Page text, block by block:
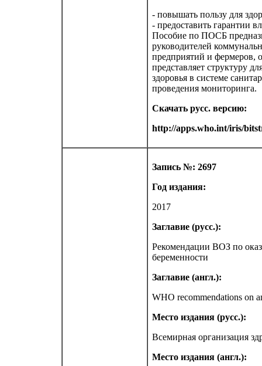
- повышать пользу для
- предоставить гарантии
Пособие по ПОСБ
руководителей
предприятий и
представляет структуру
здоровья в системе
проведения мониторинга.
Скачать русс. версию:
http://apps.who.int/iris/
Запись №: 2697
Год издания:
2017
Заглавие (русс.):
Рекомендации ВОЗ по
беременности
Заглавие (англ.):
WHO recommendations on
Место издания (русс.):
Всемирная организация
Место издания (англ.):